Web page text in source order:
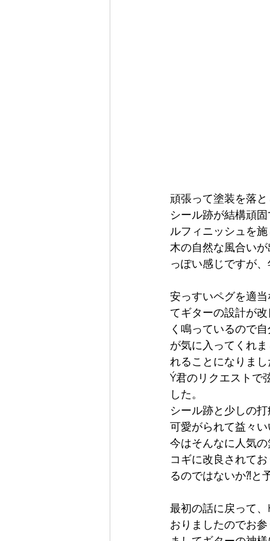
頑張って塗装を落
シール跡が結構頑
ルフィニッシュを
木の自然な風合い
っぽい感じですが
安っすいペグを適
てギターの設計が
く鳴っているので
が気に入ってくれ
れることになりま
Ý君のリクエストで
した。
シール跡と少しの
可愛がられて益々
今はそんなに人気
コギに改良されて
るのではないか⁈と
最初の話に戻って
おりましたのでお